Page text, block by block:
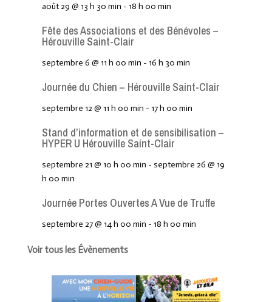
août 29 @ 13 h 30 min - 18 h 00 min
Fête des Associations et des Bénévoles –
Hérouville Saint-Clair
septembre 6 @ 11 h 00 min - 16 h 30 min
Journée du Chien – Hérouville Saint-Clair
septembre 12 @ 11 h 00 min - 17 h 00 min
Stand d’information et de sensibilisation –
HYPER U Hérouville Saint-Clair
septembre 21 @ 10 h 00 min - septembre 26 @ 19
h 00 min
Journée Portes Ouvertes A Vue de Truffe
septembre 27 @ 14 h 00 min - 18 h 00 min
Voir tous les Évènements